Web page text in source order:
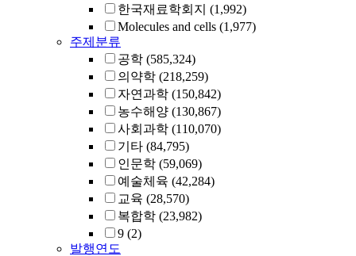
한국재료학회지 (1,992)
Molecules and cells (1,977)
주제분류
공학 (585,324)
의약학 (218,259)
자연과학 (150,842)
농수해양 (130,867)
사회과학 (110,070)
기타 (84,795)
인문학 (59,069)
예술체육 (42,284)
교육 (28,570)
복합학 (23,982)
9 (2)
발행연도